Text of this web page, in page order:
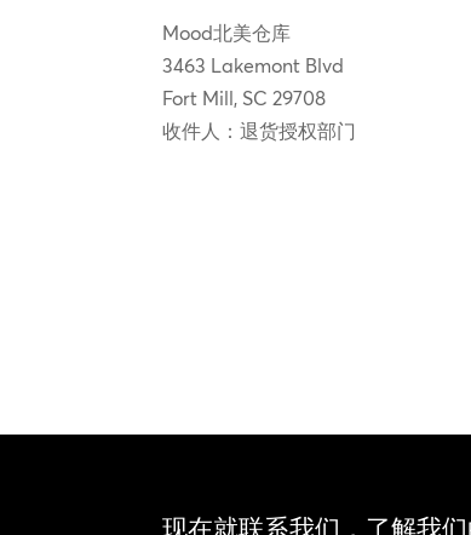
Mood北美仓库
3463 Lakemont Blvd
Fort Mill, SC 29708
收件人：退货授权部门
现在就联系我们，了解我